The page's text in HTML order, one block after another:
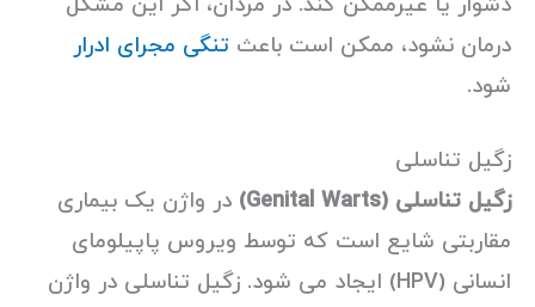
درمان نشود، ممکن است باعث تنگی مجرای ادرار
شود.
زگیل تناسلی
زگیل تناسلی (Genital Warts)
در واژن یک بیماری
مقاربتی شایع است که توسط ویروس پاپیلومای
انسانی (HPV) ایجاد می شود. زگیل تناسلی در واژن